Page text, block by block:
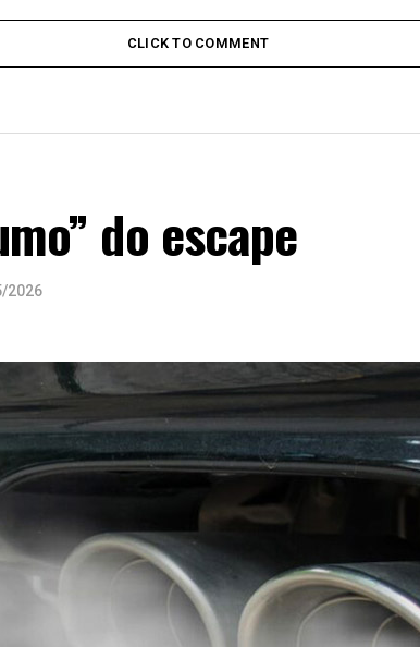
CLICK TO COMMENT
do escape
2026